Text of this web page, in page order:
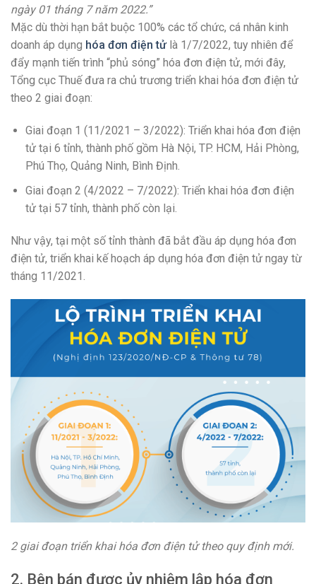
ngày 01 tháng 7 năm 2022.”
Mặc dù thời hạn bắt buộc 100% các tổ chức, cá nhân kinh
doanh áp dụng hóa đơn điện tửlà 1/7/2022, tuy nhiên để
đẩy mạnh tiến trình “phủ sóng” hóa đơn điện tử, mới đây,
Tổng cục Thuế đưa ra chủ trương triển khai hóa đơn điện tử
theo 2 giai đoạn:
Giai đoạn 1 (11/2021 – 3/2022): Triển khai hóa đơn điện
tử tại 6 tỉnh, thành phố gồm Hà Nội, TP. HCM, Hải Phòng,
Phú Thọ, Quảng Ninh, Bình Định.
Giai đoạn 2 (4/2022 – 7/2022): Triển khai hóa đơn điện
tử tại 57 tỉnh, thành phố còn lại.
Như vậy, tại một số tỉnh thành đã bắt đầu áp dụng hóa đơn
điện tử, triển khai kế hoạch áp dụng hóa đơn điện tử ngay từ
tháng 11/2021.
2 giai đoạn triển khai hóa đơn điện tử theo quy định mới.
2. Bên bán được ủy nhiệm lập hóa đơn